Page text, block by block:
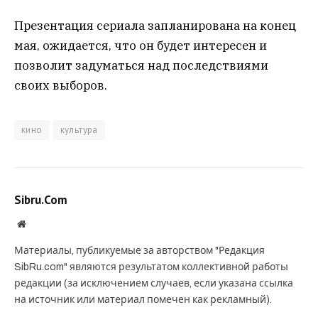
Презентация сериала запланирована на конец
мая, ожидается, что он будет интересен и
позволит задуматься над последствиями
своих выборов.
кино культура
Sibru.Com
Website
Материалы, публикуемые за авторством "Редакция
SibRu.com" являются результатом коллективной работы
редакции (за исключением случаев, если указана ссылка
на источник или материал помечен как рекламный).